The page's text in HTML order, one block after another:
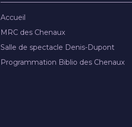
Accueil
MRC des Chenaux
Salle de spectacle Denis-Dupont
Programmation Biblio des Chenaux